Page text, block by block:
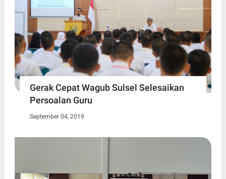
Gerak Cepat Wagub Sulsel Selesaikan
Persoalan Guru
September 04, 2019